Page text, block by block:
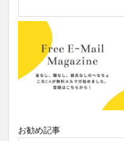
お勧め記事